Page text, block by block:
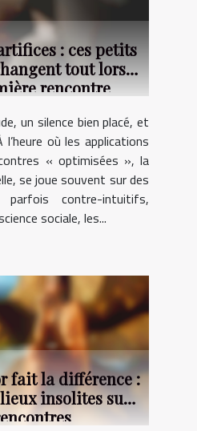
: ces petits
tout lors
rencontre
un silence bien placé, et
où les applications
« optimisées », la
se joue souvent sur des
parfois contre-intuitifs,
sociale, les...
fait la différence :
insolites sur